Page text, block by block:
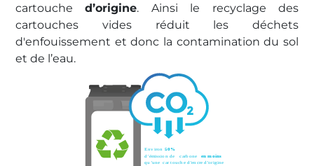
cartouched’origine. Ainsi le recyclage des
cartouches vides réduit les déchets
d'enfouissement et donc la contamination du sol
et de l’eau.